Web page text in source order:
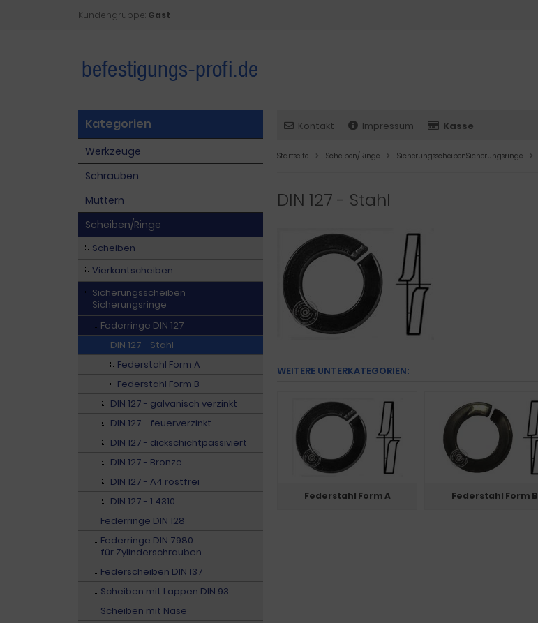
Kundengruppe: Gast
Kontakt Impressum Kasse
Startseite Scheiben/Ringe SicherungsscheibenSicherungsringe
DIN 127 - Stahl
WEITERE UNTERKATEGORIEN:
Federstahl Form A Federstahl Form B
Kategorien
Werkzeuge
Schrauben
Muttern
Scheiben/Ringe
Scheiben
Vierkantscheiben
Sicherungsscheiben
Sicherungsringe
Federringe DIN 127
DIN 127 - Stahl
Federstahl Form A
Federstahl Form B
DIN 127 - galvanisch verzinkt
DIN 127 - feuerverzinkt
DIN 127 - dickschichtpassiviert
DIN 127 - Bronze
DIN 127 - A4 rostfrei
DIN 127 - 1.4310
Federringe DIN 128
Federringe DIN 7980
für Zylinderschrauben
Federscheiben DIN 137
Scheiben mit Lappen DIN 93
Scheiben mit Nase